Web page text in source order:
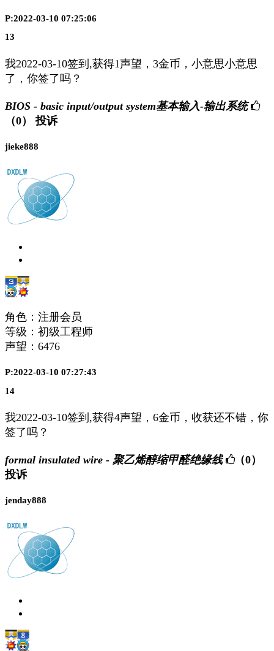
P:2022-03-10 07:25:06
13
我2022-03-10签到,获得1声望，3金币，小意思小意思
了，你签了吗？
BIOS - basic input/output system基本输入-输出系统
（0）
投诉
jieke888
角色：注册会员
等级：初级工程师
声望： 6476
P:2022-03-10 07:27:43
14
我2022-03-10签到,获得4声望，6金币，收获还不错，你
签了吗？
formal insulated wire - 聚乙烯醇缩甲醛绝缘线
（0）
投诉
jenday888